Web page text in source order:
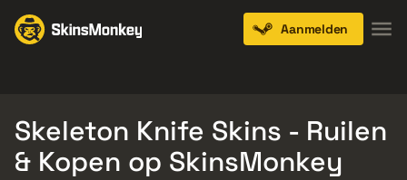
Aanmelden
Skeleton Knife Skins - Ruilen
& Kopen op SkinsMonkey